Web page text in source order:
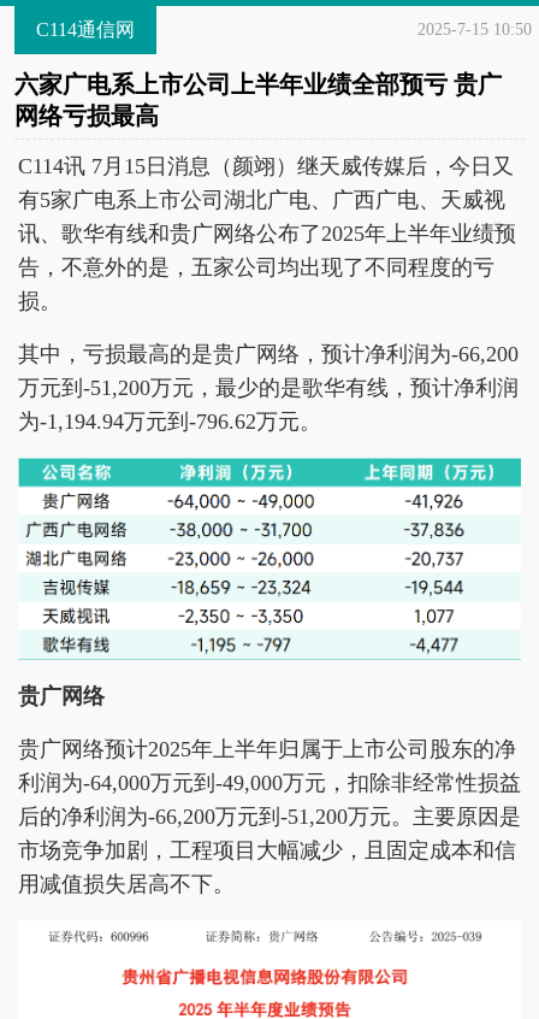
C114通信网 2025-7-15 10:50
六家广电系上市公司上半年业绩全部预亏 贵广
网络亏损最高
C114讯 7月15日消息（颜翊）继天威传媒后，今日又
有5家广电系上市公司湖北广电、广西广电、天威视
讯、歌华有线和贵广网络公布了2025年上半年业绩预
告，不意外的是，五家公司均出现了不同程度的亏
损。
其中，亏损最高的是贵广网络，预计净利润为-66,200
万元到-51,200万元，最少的是歌华有线，预计净利润
为-1,194.94万元到-796.62万元。
贵广网络
贵广网络预计2025年上半年归属于上市公司股东的净
利润为-64,000万元到-49,000万元，扣除非经常性损益
后的净利润为-66,200万元到-51,200万元。主要原因是
市场竞争加剧，工程项目大幅减少，且固定成本和信
用减值损失居高不下。